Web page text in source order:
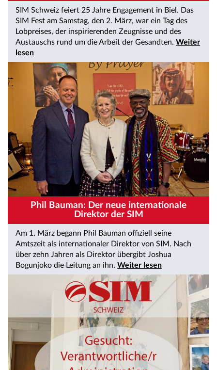
SIM Schweiz feiert 25 Jahre Engagement in Biel. Das
SIM Fest am Samstag, den 2. März, war ein Tag des
Lobpreises, der inspirierenden Zeugnisse und des
Austauschs rund um die Arbeit der Gesandten. Weiter
lesen
Phil Bauman: Der neue internationale
Direktor der SIM
Am 1. März begann Phil Bauman offiziell seine
Amtszeit als internationaler Direktor von SIM. Nach
über zehn Jahren als Direktor übergibt Joshua
Bogunjoko die Leitung an ihn. Weiter lesen